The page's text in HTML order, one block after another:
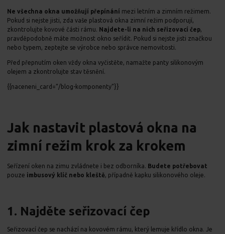
Ne všechna okna umožňují přepínání mezi letním a zimním režimem.
Pokud si nejste jisti, zda vaše plastová okna zimní režim podporují,
zkontrolujte kovové části rámu. Najdete-li na nich seřizovací čep,
pravděpodobně máte možnost okno seřídit. Pokud si nejste jisti značkou
nebo typem, zeptejte se výrobce nebo správce nemovitosti.
Před přepnutím oken vždy okna vyčistěte, namažte panty silikonovým
olejem a zkontrolujte stav těsnění.
{{naceneni_card=”/blog-komponenty”}}
Jak nastavit plastová okna na
zimní režim krok za krokem
Seřízení oken na zimu zvládnete i bez odborníka. Budete potřebovat
pouze imbusový klíč nebo kleště, případně kapku silikonového oleje.
1. Najděte seřizovací čep
Seřizovací čep se nachází na kovovém rámu, který lemuje křídlo okna. Je